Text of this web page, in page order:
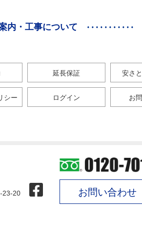
内・工事について
延長保証 安さ
シー ログイン お
23-20 お問い合わせ